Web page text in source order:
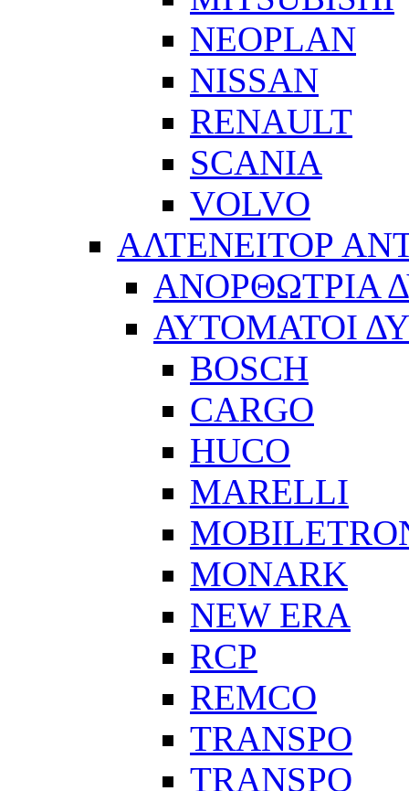
NEOPLAN
NISSAN
RENAULT
SCANIA
VOLVO
ΑΛΤΕΝΕΙΤΟΡ
ΑΝΟΡΘΩΤΡΙΑ
ΑΥΤΟΜΑΤΟΙ
BOSCH
CARGO
HUCO
MARELLI
MONARK
NEW ERA
RCP
REMCO
TRANSPO
TRANSPO